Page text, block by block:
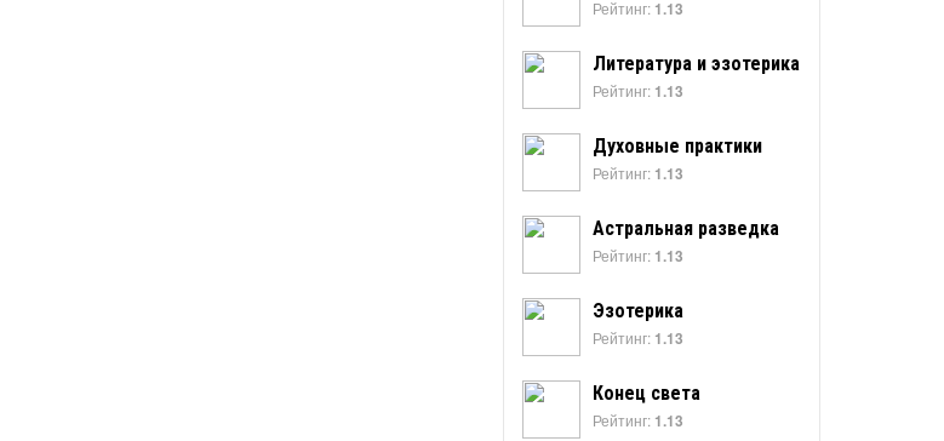
Рейтинг: 1.13
Литература и эзотерика
Рейтинг: 1.13
Духовные практики
Рейтинг: 1.13
Астральная разведка
Рейтинг: 1.13
Эзотерика
Рейтинг: 1.13
Конец света
Рейтинг: 1.13